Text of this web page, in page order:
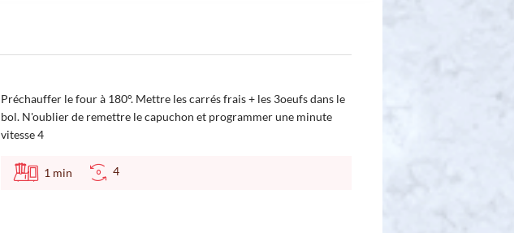
Préchauffer le four à 180°. Mettre les carrés frais + les 3oeufs dans le
bol. N'oublier de remettre le capuchon et programmer une minute
vitesse 4
1 min 4